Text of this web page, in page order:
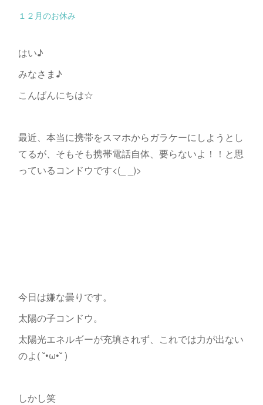
１２月のお休み
はい♪
みなさま♪
こんばんにちは☆
最近、本当に携帯をスマホからガラケーにしようとし
てるが、そもそも携帯電話自体、要らないよ！！と思
っているコンドウです<(_ _)>
今日は嫌な曇りです。
太陽の子コンドウ。
太陽光エネルギーが充填されず、これでは力が出ない
のよ( ˘•ω•˘ )
しかし笑